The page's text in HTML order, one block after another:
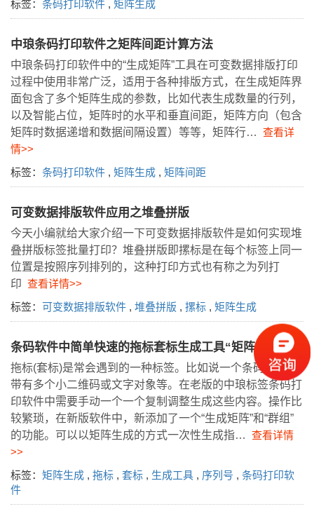
标签： 条码打印软件 , 矩阵生成
中琅条码打印软件之矩阵间距计算方法
中琅条码打印软件中的“生成矩阵”工具在可变数据排版打印
过程中使用非常广泛，适用于各种排版方式，在生成矩阵界
面包含了多个矩阵生成的参数，比如代表生成数量的行列，
以及智能占位，矩阵时的水平和垂直间距，矩阵方向（包含
矩阵时数据递增和数据间隔设置）等等，矩阵行… 查看详
情>>
标签： 条码打印软件 , 矩阵生成 , 矩阵间距
可变数据排版软件应用之堆叠拼版
今天小编就给大家介绍一下可变数据排版软件是如何实现堆
叠拼版标签批量打印？堆叠拼版即摞标是在每个标签上同一
位置是按照序列排列的，这种打印方式也有称之为列打
印 查看详情>>
标签： 可变数据排版软件 , 堆叠拼版 , 摞标 , 矩阵生成
条码软件中简单快速的拖标套标生成工具“矩阵生成”
拖标(套标)是常会遇到的一种标签。比如说一个条码，后边
带有多个小二维码或文字对象等。在老版的中琅标签条码打
印软件中需要手动一个一个复制调整生成这些内容。操作比
较繁琐，在新版软件中，新添加了一个“生成矩阵”和“群组”
的功能。可以以矩阵生成的方式一次性生成指… 查看详情
>>
标签： 矩阵生成 , 拖标 , 套标 , 生成工具 , 序列号 , 条码打印软
件